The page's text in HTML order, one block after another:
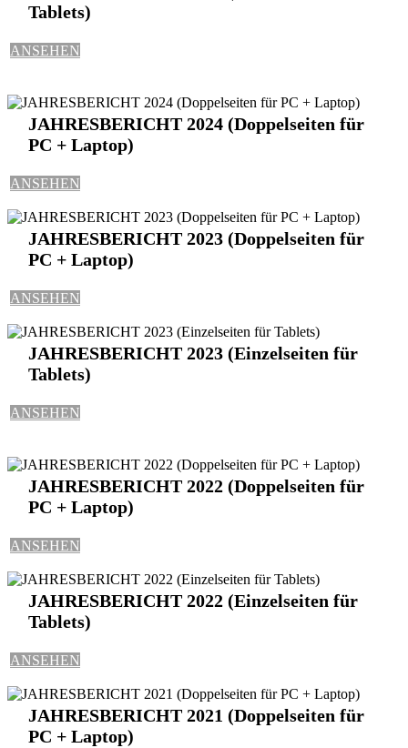
Tablets)
ANSEHEN
JAHRESBERICHT 2024 (Doppelseiten für
PC + Laptop)
ANSEHEN
JAHRESBERICHT 2023 (Doppelseiten für
PC + Laptop)
ANSEHEN
JAHRESBERICHT 2023 (Einzelseiten für
Tablets)
ANSEHEN
JAHRESBERICHT 2022 (Doppelseiten für
PC + Laptop)
ANSEHEN
JAHRESBERICHT 2022 (Einzelseiten für
Tablets)
ANSEHEN
JAHRESBERICHT 2021 (Doppelseiten für
PC + Laptop)